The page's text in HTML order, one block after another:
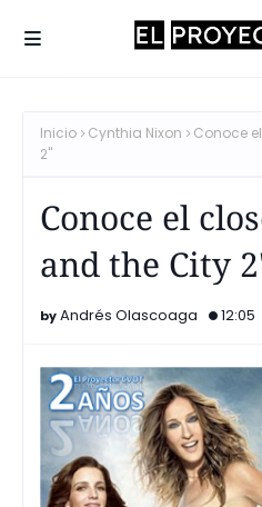
Inicio Cynthia Nixon
Conoce
2"
Conoce el
and the City
Andrés Olascoaga 12:05